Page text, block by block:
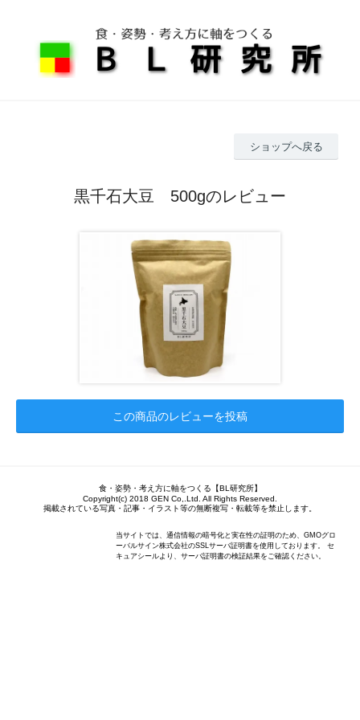
ショップへ戻る
黒千石大豆 500gのレビュー
この商品のレビューを投稿
食・姿勢・考え方に軸をつくる【BL研究所】
Copyright(c) 2018 GEN Co,.Ltd. All Rights Reserved.
掲載されている写真・記事・イラスト等の無断複写・転載等を禁止します。
当サイトでは、通信情報の暗号化と実在性の証明のため、GMOグロ
ーバルサイン株式会社のSSLサーバ証明書を使用しております。 セ
キュアシールより、サーバ証明書の検証結果をご確認ください。